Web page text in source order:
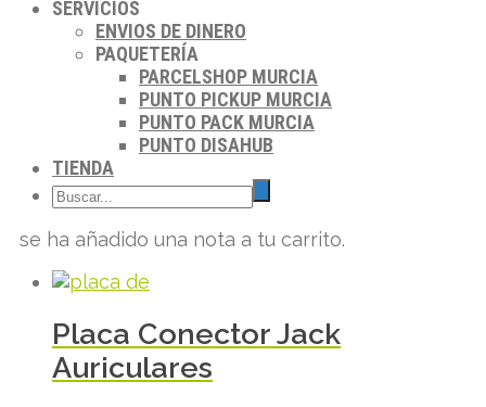
SERVICIOS
ENVIOS DE DINERO
PAQUETERÍA
PARCELSHOP MURCIA
PUNTO PICKUP MURCIA
PUNTO PACK MURCIA
PUNTO DISAHUB
TIENDA
se ha añadido una nota a tu carrito.
Placa Conector Jack
Auriculares